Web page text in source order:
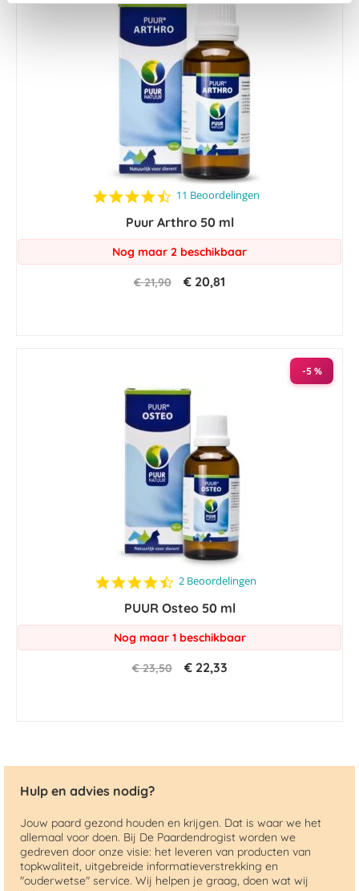
4.5
rating
11 Beoordelingen
Puur Arthro 50 ml
Nog maar 2 beschikbaar
€ 21,90 € 20,81
-5 %
4.5
rating
2 Beoordelingen
PUUR Osteo 50 ml
Nog maar 1 beschikbaar
€ 23,50 € 22,33
Hulp en advies nodig?
Jouw paard gezond houden en krijgen. Dat is waar we het
allemaal voor doen. Bij De Paardendrogist worden we
gedreven door onze visie: het leveren van producten van
topkwaliteit, uitgebreide informatieverstrekking en
"ouderwetse" service. Wij helpen je graag, doen wat wij